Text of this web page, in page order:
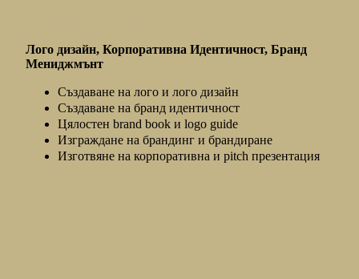
Лого дизайн, Корпоративна Идентичност, Бранд
Мениджмънт
Създаване на лого и лого дизайн
Създаване на бранд идентичност
Цялостен brand book и logo guide
Изграждане на брандинг и брандиране
Изготвяне на корпоративна и pitch презентация